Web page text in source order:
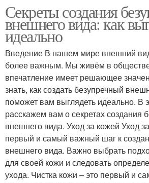
Секреты создания
внешнего вида: как
идеально
Введение В нашем мире внешний
более важным. Мы живём в
впечатление имеет решающее
знать, как создать безупречный
поможет вам выглядеть идеально. В
расскажем вам о секретах создания
внешнего вида. Уход за кожей Уход
первый и самый важный шаг к
внешнего вида. Важно выбрать
для своей кожи и следовать
ухода. Чистка кожи – это первый и